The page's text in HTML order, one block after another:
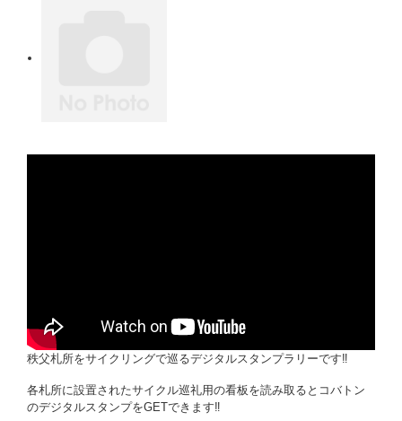
秩父札所をサイクリングで巡るデジタルスタンプラリーです‼
各札所に設置されたサイクル巡礼用の看板を読み取るとコバトン
のデジタルスタンプをGETできます‼